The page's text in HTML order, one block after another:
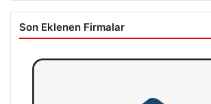
Son Eklenen Firmalar